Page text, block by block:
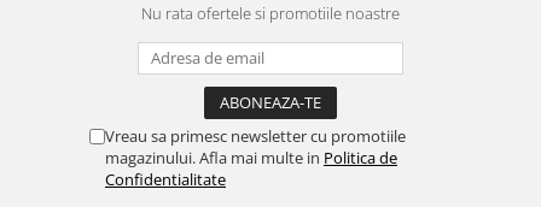
Sisteme Videoconferinta
Securitate Date
Nu rata ofertele si promotiile noastre
Vreau sa primesc newsletter cu promotiile
magazinului. Afla mai multe in Politica de
Confidentialitate